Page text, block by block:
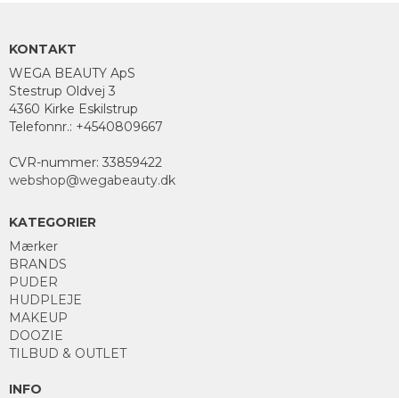
KONTAKT
WEGA BEAUTY ApS
Stestrup Oldvej 3
4360 Kirke Eskilstrup
Telefonnr.: +4540809667
CVR-nummer: 33859422
webshop@wegabeauty.dk
KATEGORIER
Mærker
BRANDS
PUDER
HUDPLEJE
MAKEUP
DOOZIE
TILBUD & OUTLET
INFO